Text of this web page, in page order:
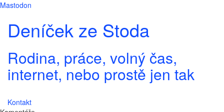
Mastodon
Deníček ze Stoda
Rodina, práce, volný čas,
internet, nebo prostě jen tak
Kontakt